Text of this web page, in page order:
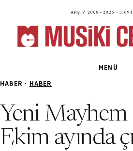
Arşiv 2008—2026 ·
MENÜ
HABER · HABER
Yeni
Ekim ayında